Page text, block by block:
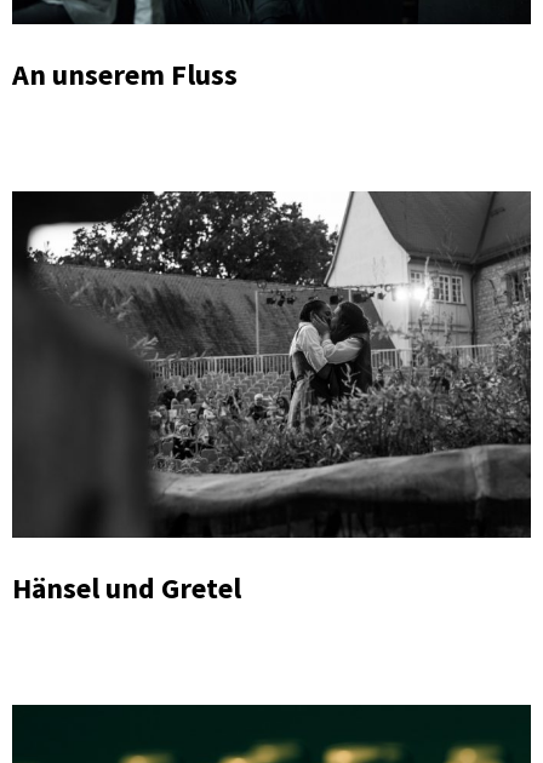
An unserem Fluss
Hänsel und Gretel